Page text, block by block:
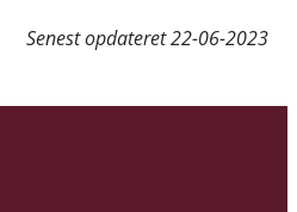
Senest opdateret22-06-2023